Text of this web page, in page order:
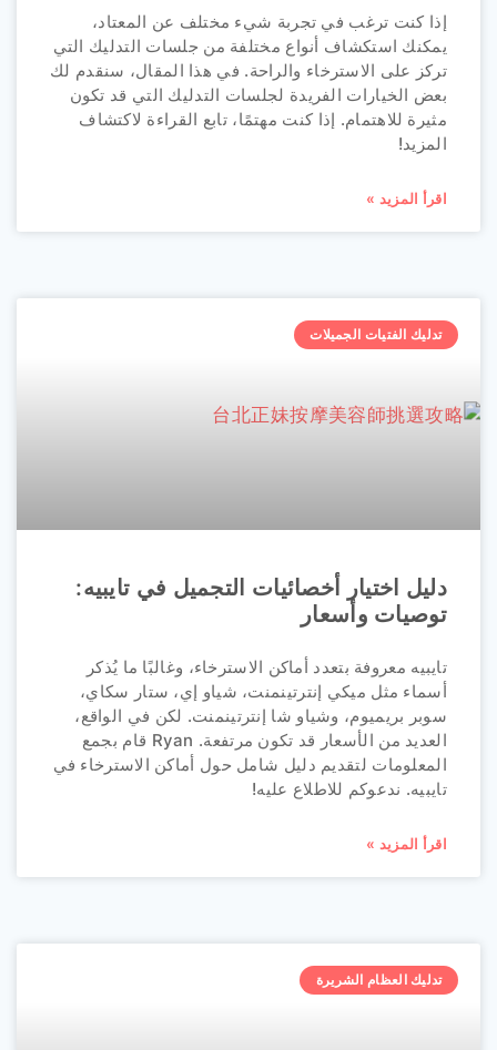
إذا كنت ترغب في تجربة شيء مختلف عن المعتاد،
يمكنك استكشاف أنواع مختلفة من جلسات التدليك التي
تركز على الاسترخاء والراحة. في هذا المقال، سنقدم لك
بعض الخيارات الفريدة لجلسات التدليك التي قد تكون
مثيرة للاهتمام. إذا كنت مهتمًا، تابع القراءة لاكتشاف
المزيد!
اقرأ المزيد »
تدليك الفتيات الجميلات
دليل اختيار أخصائيات التجميل في تايبيه:
توصيات وأسعار
تايبيه معروفة بتعدد أماكن الاسترخاء، وغالبًا ما يُذكر
أسماء مثل ميكي إنترتينمنت، شياو إي، ستار سكاي،
سوبر بريميوم، وشياو شا إنترتينمنت. لكن في الواقع،
العديد من الأسعار قد تكون مرتفعة. Ryan قام بجمع
المعلومات لتقديم دليل شامل حول أماكن الاسترخاء في
تايبيه. ندعوكم للاطلاع عليه!
اقرأ المزيد »
تدليك العظام الشريرة